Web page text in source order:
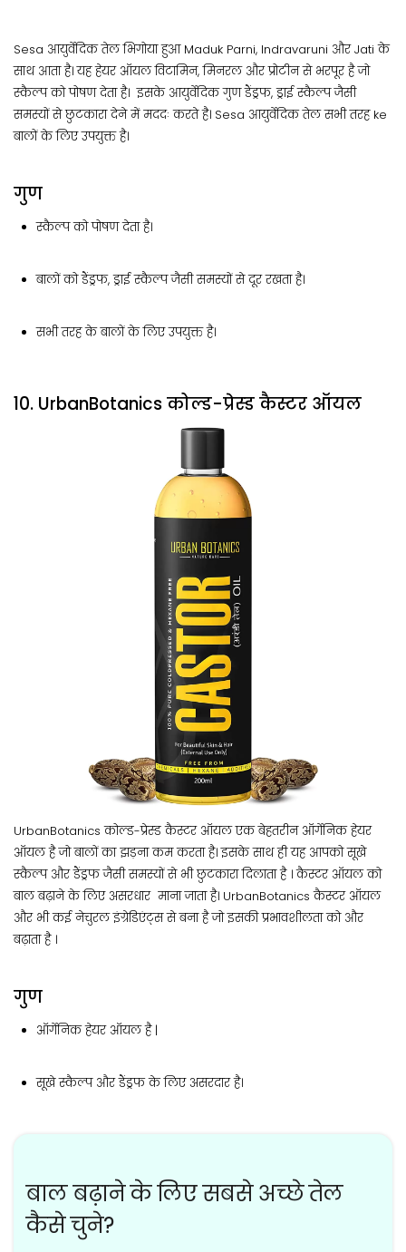
Sesa आयुर्वेदिक तेल भिगोया हुआ Maduk Parni, Indravaruni और Jati के
साथ आता है। यह हेयर ऑयल विटामिन, मिनरल और प्रोटीन से भरपूर है जो
स्कैल्प को पोषण देता है। इसके आयुर्वेदिक गुण डैंड्रफ, ड्राई स्कैल्प जैसी
समस्यों से छुटकारा देने में मददः करते है। Sesa आयुर्वेदिक तेल सभी तरह ke
बालों के लिए उपयुक्त है।
गुण
स्कैल्प को पोषण देता है।
बालों को डैंड्रफ, ड्राई स्कैल्प जैसी समस्यों से दूर रखता है।
सभी तरह के बालों के लिए उपयुक्त है।
10. UrbanBotanics कोल्ड-प्रेस्ड कैस्टर ऑयल
UrbanBotanics कोल्ड-प्रेस्ड कैस्टर ऑयल एक बेहतरीन ऑर्गेनिक हेयर
ऑयल है जो बालों का झड़ना कम करता है। इसके साथ ही यह आपको सूखे
स्कैल्प और डैंड्रफ जैसी समस्यों से भी छुटकारा दिलाता है । कैस्टर ऑयल को
बाल बढ़ाने के लिए असरधार माना जाता है। UrbanBotanics कैस्टर ऑयल
और भी कई नेचुरल इंग्रेडिएंट्स से बना है जो इसकी प्रभावशीलता को और
बढ़ाता है ।
गुण
ऑर्गेनिक हेयर ऑयल है |
सूखे स्कैल्प और डैंड्रफ के लिए असरदार है।
बाल बढ़ाने के लिए सबसे अच्छे तेल
कैसे चुने?